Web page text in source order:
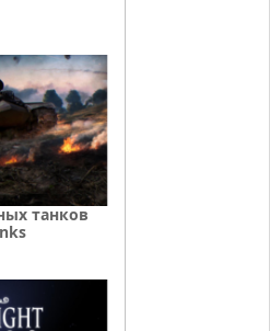
танков